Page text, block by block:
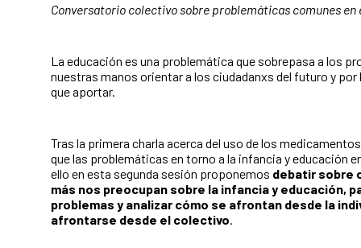
Conversatorio colectivo sobre problemáticas comunes en
La educación es una problemática que sobrepasa a los
nuestras manos orientar a los ciudadanxs del futuro y
que aportar.
Tras la primera charla acerca del uso de los
que las problemáticas en torno a la infancia y educación
ello en esta segunda sesión proponemos debatir sobre
más nos preocupan sobre la infancia y educación,
problemas y analizar cómo se afrontan desde la
afrontarse desde el colectivo